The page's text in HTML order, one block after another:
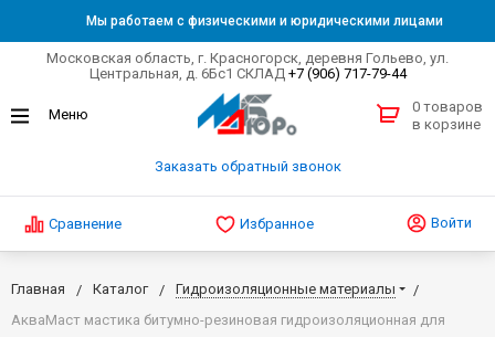
Мы работаем с физическими и юридическими лицами
Московская область, г. Красногорск, деревня Гольево, ул.
Центральная, д. 6Бс1 СКЛАД +7 (906) 717-79-44
Заказать обратный звонок
0 товаров
в корзине
Сравнение Избранное Войти
Главная Каталог
Гидроизоляционные материалы
АкваМаст мастика битумно-резиновая гидроизоляционная для